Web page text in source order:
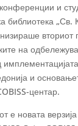
и
библиотека
на
и
центар.
е новата